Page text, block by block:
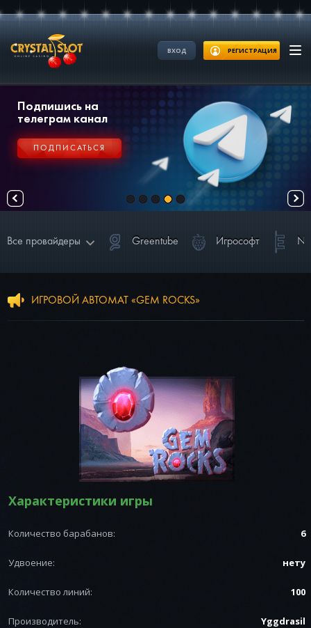
ВХОД РЕГИСТРАЦИЯ
Еженедельные
турниры и акции
ВЫИГРАТЬ
Все провайдеры Greentube Игрософт
PragmaticPlay PushGaming Yggdrasil
Microgaming Belatra Unicum
ИГРОВОЙ АВТОМАТ «GEM ROCKS»
Характеристики игры
Количество барабанов: 6
Удвоение: нету
Количество линий: 100
Производитель: Yggdrasil